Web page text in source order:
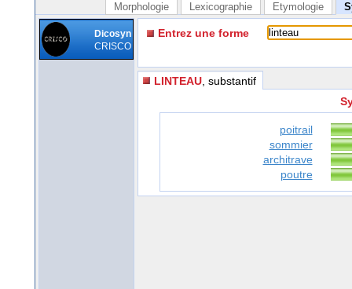
Morphologie Lexicographie Etymologie
Dicosyn
CRISCO
Entrez une forme
LINTEAU , substantif
poitrail
sommier
architrave
poutre